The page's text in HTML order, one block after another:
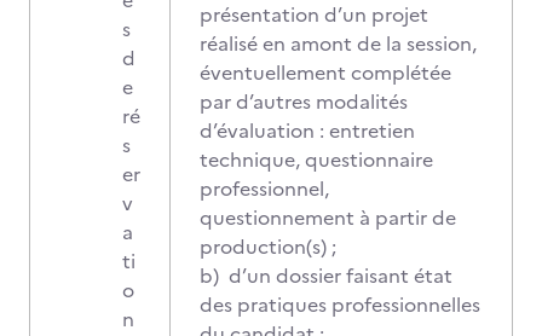
s
d
e
ré
s
er
v
a
ti
o
n
présentation d’un projet
réalisé en amont de la session,
éventuellement complétée
par d’autres modalités
d’évaluation : entretien
technique, questionnaire
professionnel,
questionnement à partir de
production(s) ;
b) d’un dossier faisant état
des pratiques professionnelles